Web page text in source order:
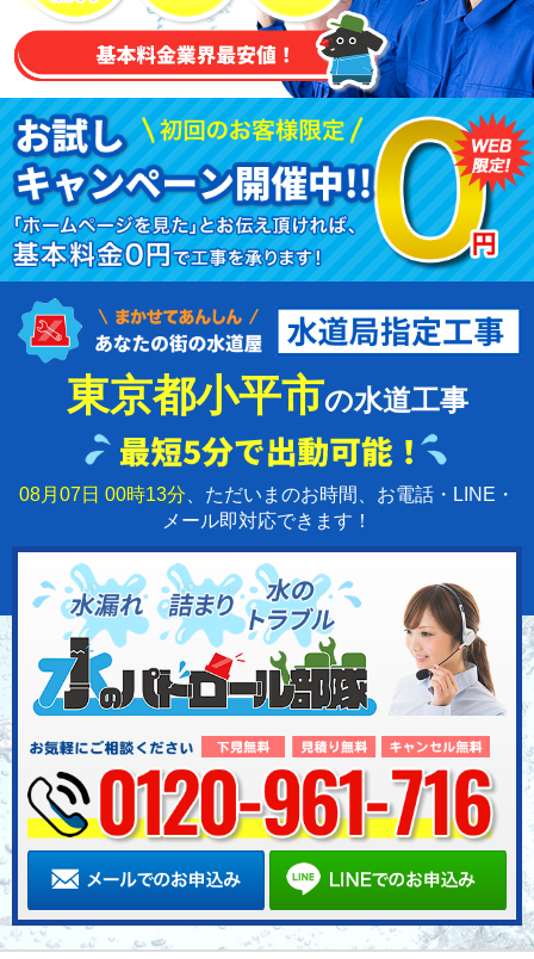
東京都小平市の水道工事
08月07日 00時13分 、ただいまのお時間、お電話・LINE・
メール即対応できます！